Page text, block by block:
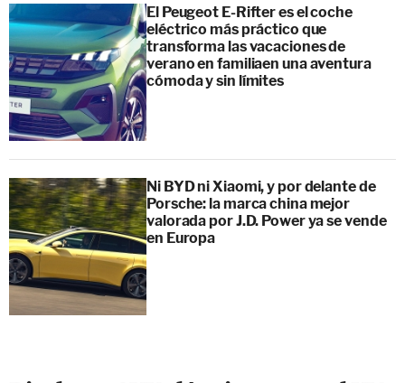
El Peugeot E-Rifter es el coche
eléctrico más práctico que
transforma las vacaciones de
verano en familiaen una aventura
cómoda y sin límites
Ni BYD ni Xiaomi, y por delante de
Porsche: la marca china mejor
valorada por J.D. Power ya se vende
en Europa